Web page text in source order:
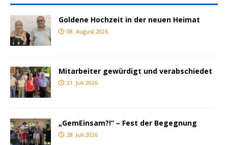
Goldene Hochzeit in der neuen Heimat
08. August 2026
Mitarbeiter gewürdigt und verabschiedet
31. Juli 2026
„GemEinsam?!“ – Fest der Begegnung
28. Juli 2026